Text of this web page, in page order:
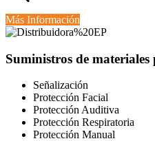
Más Información
Suministros de
Señalización
Protección Facial
Protección Auditiva
Protección Respiratoria
Protección Manual